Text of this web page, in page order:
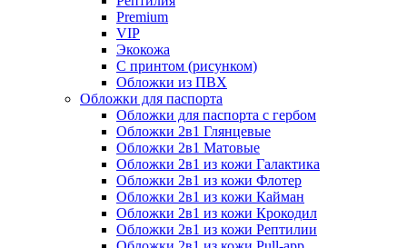
Premium
VIP
Экокожа
С принтом (рисунком)
Обложки из ПВХ
Обложки для паспорта
Обложки для паспорта с гербом
Обложки 2в1 Глянцевые
Обложки 2в1 Матовые
Обложки 2в1 из кожи Галактика
Обложки 2в1 из кожи Флотер
Обложки 2в1 из кожи Кайман
Обложки 2в1 из кожи Крокодил
Обложки 2в1 из кожи Рептилии